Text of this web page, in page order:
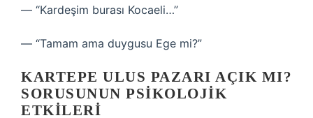
— “Kardeşim burası Kocaeli…”
— “Tamam ama duygusu Ege mi?”
KARTEPE ULUS PAZARI AÇIK MI?
SORUSUNUN PSIKOLOJIK
ETKILERI